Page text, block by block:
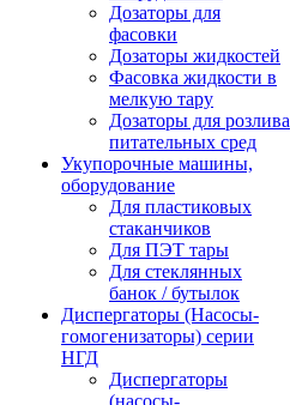
Дозаторы для
фасовки
Дозаторы жидкостей
Фасовка жидкости в
мелкую тару
Дозаторы для розлива
питательных сред
Укупорочные машины,
оборудование
Для пластиковых
стаканчиков
Для ПЭТ тары
Для стеклянных
банок / бутылок
Диспергаторы (Насосы-
гомогенизаторы) серии
НГД
Диспергаторы
(насосы-